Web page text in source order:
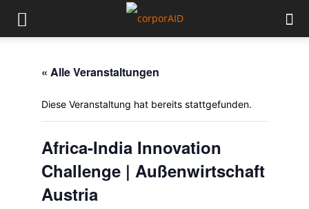
« Alle Veranstaltungen
Diese Veranstaltung hat bereits stattgefunden.
Africa-India Innovation
Challenge | Außenwirtschaft
Austria